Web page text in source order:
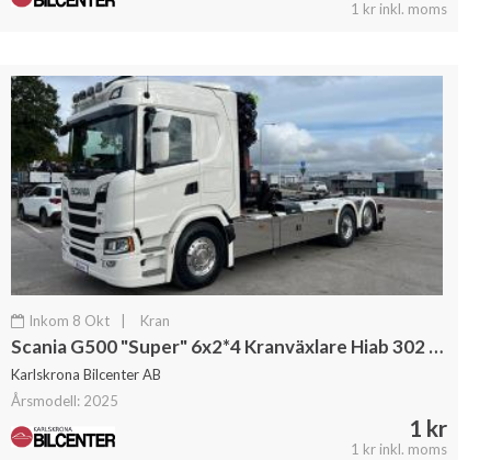
1 kr inkl. moms
Inkom 8 Okt Kran
Scania G500 "Super" 6x2*4 Kranväxlare Hiab 302 E6 Kran Jibb
Karlskrona Bilcenter AB
Årsmodell: 2025
1 kr
1 kr inkl. moms